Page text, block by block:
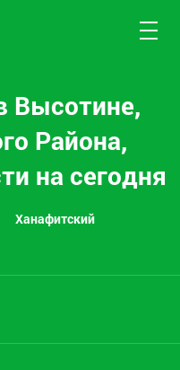
Высотине,
Района,
на сегодня
Ханафитский